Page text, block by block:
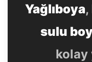
Yağlıboya,
sulu
kolay